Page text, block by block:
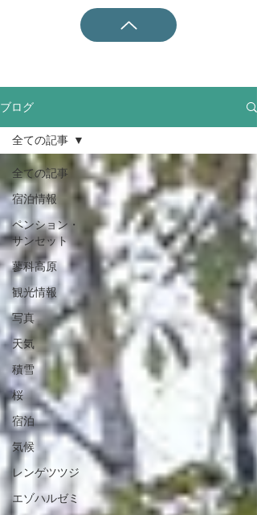
ブログ
全ての記事
宿泊情報
ペンション・
サンセット
蓼科高原
観光情報
写真
天気
積雪
桜
宿泊
気候
レンゲツツジ
エゾハルゼミ
全ての記事